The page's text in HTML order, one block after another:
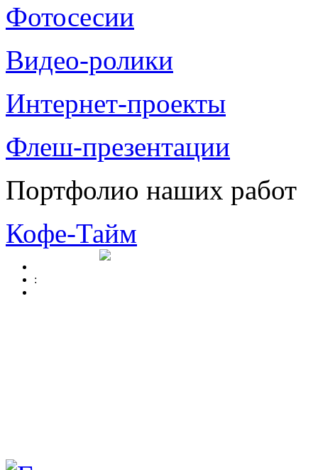
Фотосесии
Видео-ролики
Интернет-проекты
Флеш-презентации
Портфолио наших работ
Кофе-Тайм
: